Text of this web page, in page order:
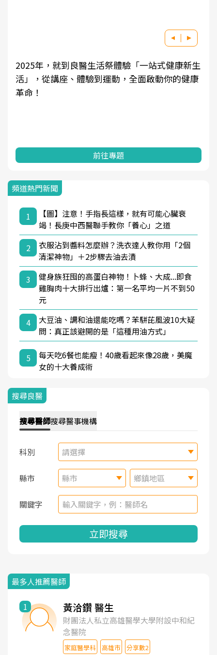
良醫健康網從「換季的身體變化」出發，透過醫
學觀點與日常感受的對話，建立對亞健康的認
知，進而引導實際的改善行動。
前往專題
頻道熱門新聞
1
【圖】注意！手指長這樣，就有可能心臟衰
竭！長庚中西醫聯手教你「養心」之道
2
衣服沾到醬料怎麼辦？洗衣達人教你用「2個
清潔神物」＋2步驟去油去漬
3
健身族狂囤的高蛋白神物！卜蜂、大成...即食
雞胸肉十大排行出爐：第一名平均一片不到50
元
4
大豆油、調和油還能吃嗎？苯駢芘風波10大疑
問：真正該避開的是「這種用油方式」
5
每天吃6餐也能瘦！40歲看起來像28歲，美魔
女的十大養成術
搜尋良醫
搜尋醫師搜尋醫事機構
科別 請選擇
縣市 縣市 鄉鎮地區
關鍵字
立即搜尋
最多人推薦醫師
1 黃洽鑽 醫生
財團法人私立高雄醫學大學附設中和紀
念醫院
家庭醫學科 高雄市 分享數2